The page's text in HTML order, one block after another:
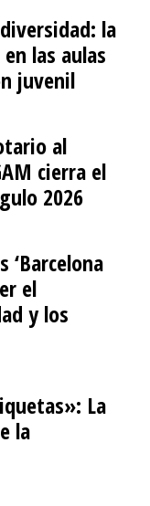
la
las aulas
juvenil
al
cierra el
2026
‘Barcelona
el
y los
La
la